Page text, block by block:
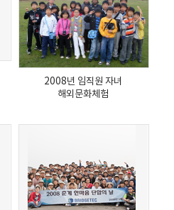
2008년 임직원 자녀
해외문화체험